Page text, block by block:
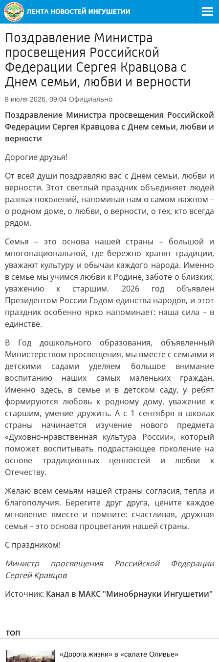
Поздравление Министра
просвещения Российской
Федерации Сергея Кравцова с
Днем семьи, любви и верности
8 июля 2026, 09:04 Официально
Поздравление Министра просвещения Российской
Федерации Сергея Кравцова с Днем семьи, любви и
верности
Дорогие друзья!
От всей души поздравляю вас с Днем семьи, любви и
верности. Этот светлый праздник объединяет людей
разных поколений, напоминая нам о самом важном –
о родном доме, о любви, о верности, о тех, кто всегда
рядом.
Семья – это основа нашей страны – большой и
многонациональной, где бережно хранят традиции,
уважают культуру и обычаи каждого народа. Именно
в семье мы учимся любви к Родине, заботе о близких,
уважению к старшим. 2026 год объявлен
Президентом России Годом единства народов, и этот
праздник особенно ярко напоминает: наша сила – в
единстве.
В Год дошкольного образования, объявленный
Министерством просвещения, мы вместе с семьями и
детскими садами уделяем большое внимание
воспитанию наших самых маленьких граждан.
Именно здесь, в семье и в детском саду, у ребят
формируются любовь к родному дому, уважение к
старшим, умение дружить. А с 1 сентября в школах
страны начинается изучение нового предмета
«Духовно-нравственная культура России», который
поможет воспитывать подрастающее поколение на
основе традиционных ценностей и любви к
Отечеству.
Желаю всем семьям нашей страны согласия, тепла и
благополучия. Берегите друг друга, цените каждое
мгновение вместе и помните: счастливая, дружная
семья – это основа процветания нашей страны.
С праздником!
Министр просвещения Российской Федерации
Сергей Кравцов
Источник: Канал в МАКС "Минобрнауки Ингушетии"
ТОП
«Дорога жизни» в «салате Оливье»